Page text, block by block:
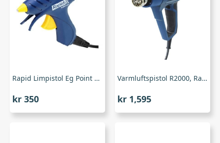
Rapid Limpistol Eg Point 7Mm
kr 350
Varmluftspistol R2000, Rapid
kr 1,595